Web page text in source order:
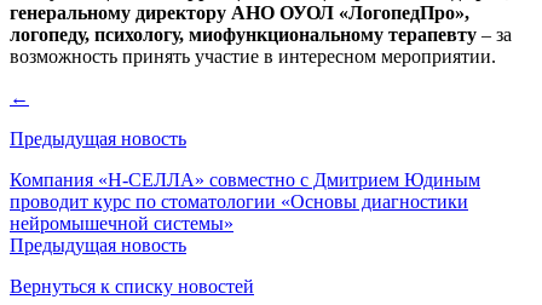
генеральному директору АНО ОУОЛ «ЛогопедПро»,
логопеду, психологу, миофункциональному терапевту – за
возможность принять участие в интересном мероприятии.
←
Предыдущая новость
Компания «Н-СЕЛЛА» совместно с Дмитрием Юдиным
проводит курс по стоматологии «Основы диагностики
нейромышечной системы»
Предыдущая новость
Вернуться к списку новостей